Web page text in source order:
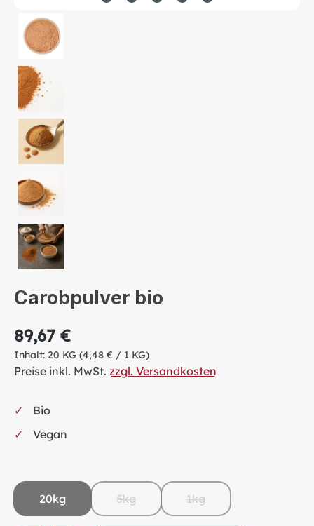
Carobpulver bio
89,67 €
Inhalt: 20 KG (4,48 € / 1 KG)
Preise inkl. MwSt. zzgl. Versandkosten
Bio
Vegan
20kg 5kg 1kg